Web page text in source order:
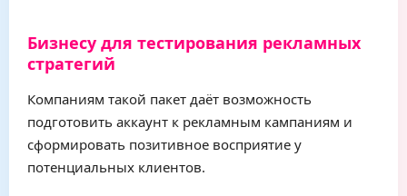
Бизнесу для тестирования рекламных
стратегий
Компаниям такой пакет даёт возможность
подготовить аккаунт к рекламным кампаниям и
сформировать позитивное восприятие у
потенциальных клиентов.